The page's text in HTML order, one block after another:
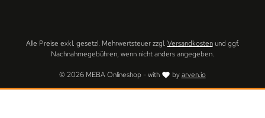
© 2026 MEBA Onlineshop - with byarven.io
Alle Preise exkl. gesetzl. Mehrwertsteuer zzgl. Versandkostenund ggf.
Nachnahmegebühren, wenn nicht anders angegeben.